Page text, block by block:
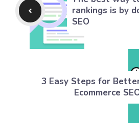
rankings is by
SEO
3 Easy Steps for
Ecommerce